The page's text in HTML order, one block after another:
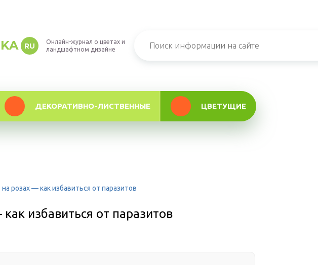
RU
Онлайн-журнал о цветах и
ландшафтном дизайне
ДЕКОРАТИВНО-ЛИСТВЕННЫЕ ЦВЕТУЩИЕ
розах — как избавиться от паразитов
избавиться от паразитов